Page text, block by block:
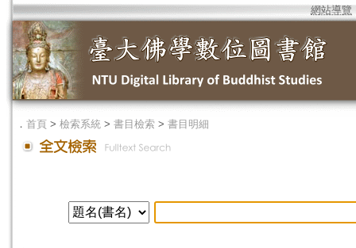
網站導覽
． 首頁 > 檢索系統 > 書目檢索 > 書目明細